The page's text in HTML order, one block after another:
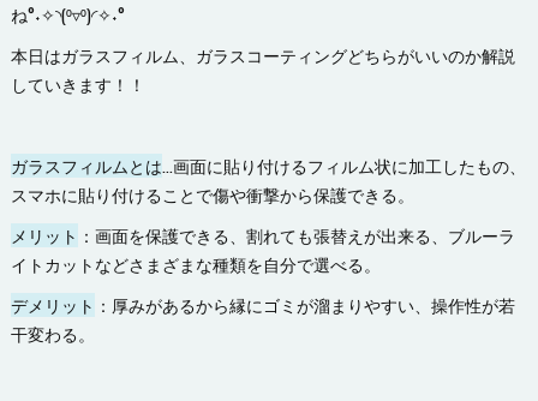
ね°˖✧◝(⁰▿⁰)◜✧˖°
本日はガラスフィルム、ガラスコーティングどちらがいいのか解説
していきます！！
ガラスフィルムとは…画面に貼り付けるフィルム状に加工したもの、
スマホに貼り付けることで傷や衝撃から保護できる。
メリット ：画面を保護できる、割れても張替えが出来る、ブルーラ
イトカットなどさまざまな種類を自分で選べる。
デメリット ：厚みがあるから縁にゴミが溜まりやすい、操作性が若
干変わる。